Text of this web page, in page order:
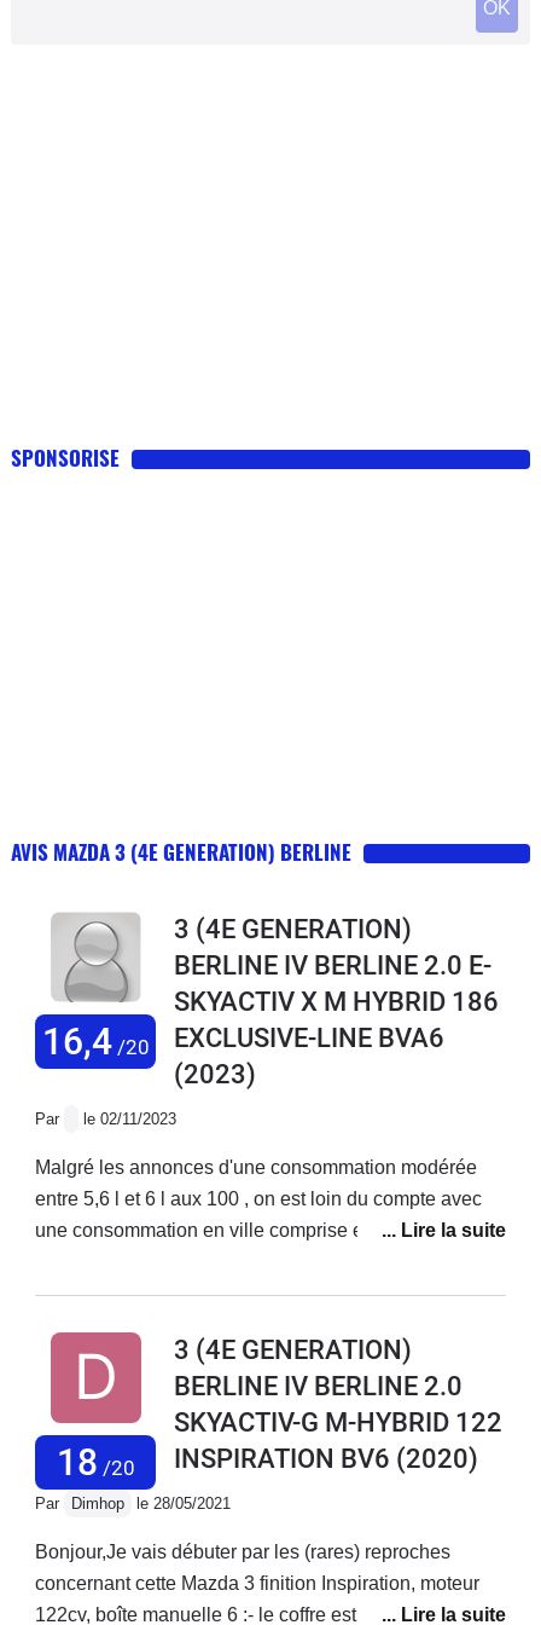
SPONSORISE
AVIS MAZDA 3 (4E GENERATION) BERLINE
16,4/20
3 (4E GENERATION)
BERLINE IV BERLINE 2.0 E-
SKYACTIV X M HYBRID 186
EXCLUSIVE-LINE BVA6
(2023)
Par le 02/11/2023
Malgré les annonces d'une consommation modérée
entre 5,6 l et 6 l aux 100 , on est loin du compte avec
une consommation en ville comprise entre 7 l e t7l 3 en
entre 5,3 l et 6,2 l aux 100 sur autoroute avec une
réservoir de 51 l est trop petit pour les longues
distances ne permet pas une autonomie complète
entre Toulouse et Genève largement inférieur à 750
Kms. La carrosserie est très fragile et ne résiste pas
aux intempéries dont les pluies acides ou calcaires qui
laissent des taches indélébiles et qu'il faut faire traiter
spécialement par une nettoyage spécifique dit
Céramique et faire poser un film protecteur sur la
voiture avec un coût entre 2000 et 2500 € et Mazda
18 /20
3 (4E GENERATION)
BERLINE IV BERLINE 2.0
SKYACTIV-G M-HYBRID 122
INSPIRATION BV6 (2020)
Par Dimhop le 28/05/2021
Bonjour,Je vais débuter par les (rares) reproches
concernant cette Mazda 3 finition Inspiration, moteur
122cv, boîte manuelle 6 :- le coffre est un peu petit, je